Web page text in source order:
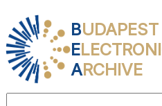
BUDAPEST
E
ARCHIVE